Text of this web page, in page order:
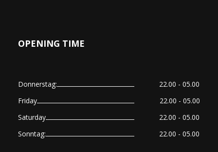
OPENING TIME
Donnerstag:
22.00 - 05.00
Friday
22.00 - 05.00
Saturday
22.00 - 05.00
Sonntag:
22.00 - 05.00